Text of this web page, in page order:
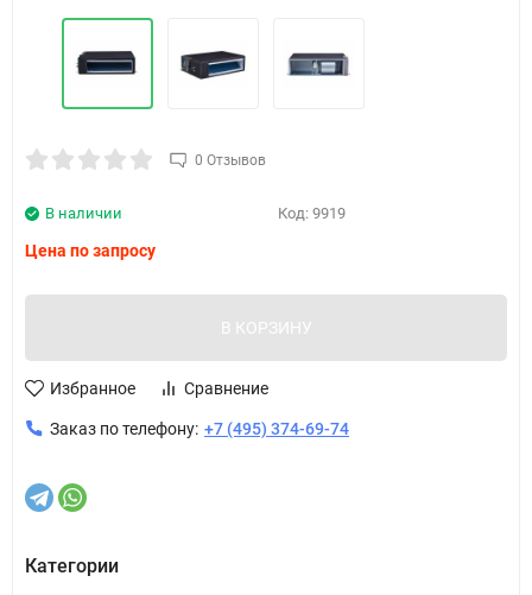
0 Отзывов
Код: 9919
В наличии
Цена по запросу
В КОРЗИНУ
Избранное Сравнение
Заказ по телефону: +7 (495) 374-69-74
Категории